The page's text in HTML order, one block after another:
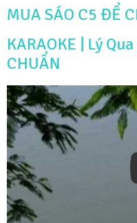
MUA SÁO C5 ĐỂ
KARAOKE | Lý
CHUẨN